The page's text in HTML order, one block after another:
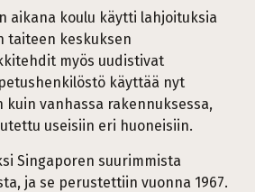
aikana koulu käytti lahjoituksia
taiteen keskuksen
myös uudistivat
käyttää nyt
vanhassa rakennuksessa,
useisiin eri huoneisiin.
Singaporen suurimmista
ja se perustettiin vuonna 1967.